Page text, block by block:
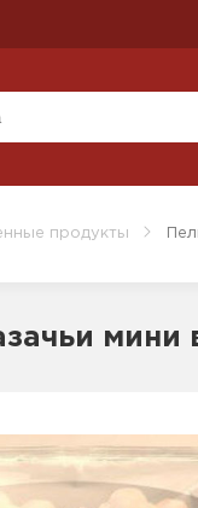
продукты
мини